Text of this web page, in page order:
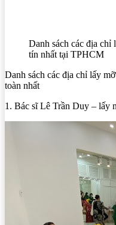
Danh sách các địa chỉ
tín nhất tại TPHCM
Danh sách các địa chỉ lấy
toàn nhất
1. Bác sĩ Lê Trần Duy – lấy